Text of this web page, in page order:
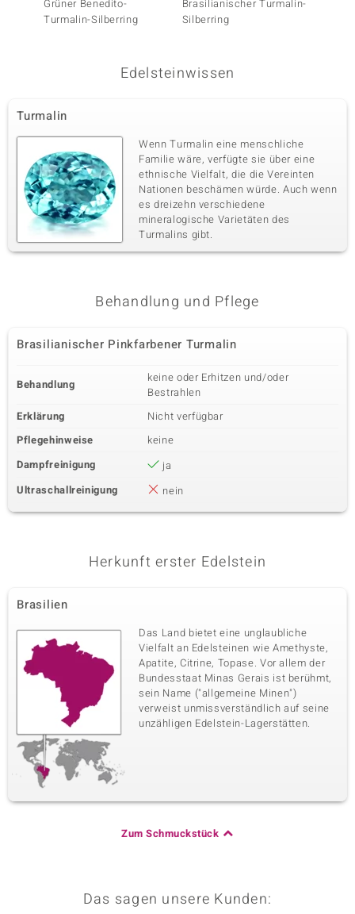
Grüner Benedito-
Turmalin-Silberring
Brasilianischer Turmalin-
Silberring
Edelsteinwissen
Turmalin
Wenn Turmalin eine menschliche
Familie wäre, verfügte sie über eine
ethnische Vielfalt, die die Vereinten
Nationen beschämen würde. Auch wenn
es dreizehn verschiedene
mineralogische Varietäten des
Turmalins gibt.
Behandlung und Pflege
Brasilianischer Pinkfarbener Turmalin
Behandlung
keine oder Erhitzen und/oder
Bestrahlen
Erklärung
Nicht verfügbar
Pflegehinweise
keine
Dampfreinigung
ja
Ultraschallreinigung
nein
Herkunft erster Edelstein
Brasilien
Das Land bietet eine unglaubliche
Vielfalt an Edelsteinen wie Amethyste,
Apatite, Citrine, Topase. Vor allem der
Bundesstaat Minas Gerais ist berühmt,
sein Name ("allgemeine Minen")
verweist unmissverständlich auf seine
unzähligen Edelstein-Lagerstätten.
Zum Schmuckstück
Das sagen unsere Kunden: